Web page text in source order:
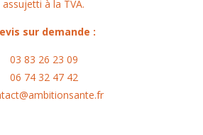
assujetti à la TVA.
sur demande :
03 83 26 23 09
06 74 32 47 42